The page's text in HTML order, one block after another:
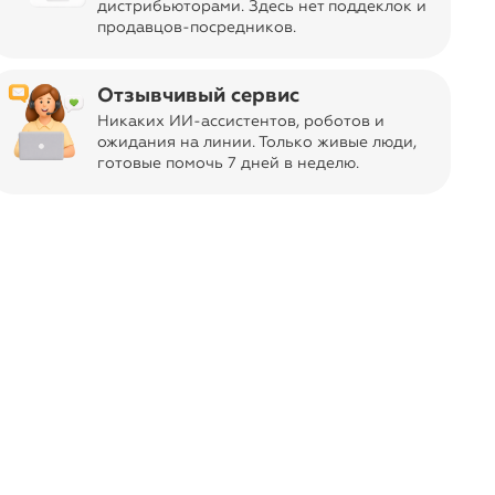
дистрибьюторами. Здесь нет поддеклок и
продавцов-посредников.
Отзывчивый сервис
Никаких ИИ-ассистентов, роботов и
ожидания на линии. Только живые люди,
готовые помочь 7 дней в неделю.
Нажмите кнопку «Отметить»,
следующий раз.
Delux